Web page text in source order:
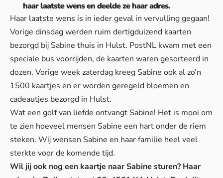
haar laatste wens en deelde ze haar adres.
Haar laatste wens is in ieder geval in vervulling gegaan!
Vorige dinsdag werden ruim dertigduizend kaarten
bezorgd bij Sabine thuis in Hulst. PostNL kwam met een
speciale bus voorrijden, de kaarten waren gesorteerd in
dozen. Vorige week zaterdag kreeg Sabine ook al zo’n
1500 kaartjes en er worden geregeld bloemen en
cadeautjes bezorgd in Hulst.
Wat een golf van liefde ontvangt Sabine! Het is mooi om
te zien hoeveel mensen Sabine een hart onder de riem
steken. Wij wensen Sabine en haar familie heel veel
sterkte voor de komende tijd.
Wil jij ook nog een kaartje naar Sabine sturen? Haar